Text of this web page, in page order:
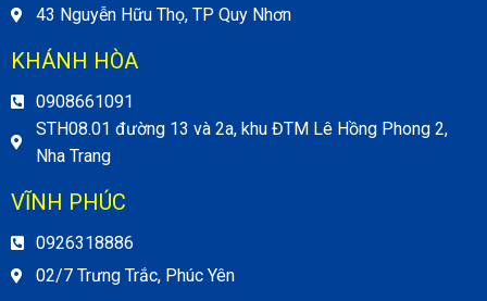
43 Nguyễn Hữu Thọ, TP Quy Nhơn
KHÁNH HÒA
0908661091
STH08.01 đường 13 và 2a, khu ĐTM Lê Hồng Phong 2,
Nha Trang
VĨNH PHÚC
0926318886
02/7 Trưng Trắc, Phúc Yên